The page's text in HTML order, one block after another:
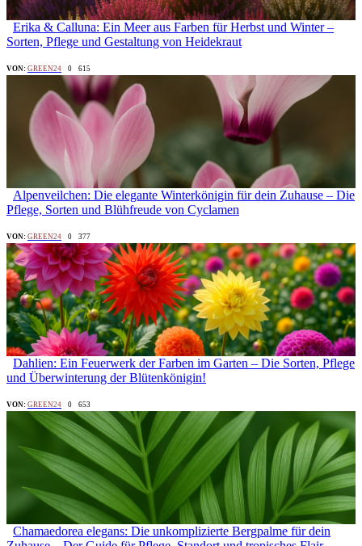
Erika & Calluna: Ein Meer aus Farben für Herbst und Winter –
Sorten, Pflege und Gestaltung von Heidekraut
VON: GREEN24 0 615
Alpenveilchen: Die elegante Winterkönigin für dein Zuhause – Die
Pflege, Sorten und Blühfreude von Cyclamen
VON: GREEN24 0 377
Dahlien: Ein Feuerwerk der Farben im Garten – Die Sorten, Pflege
und Überwinterung der Blütenkönigin!
VON: GREEN24 0 653
Chamaedorea elegans: Die unkomplizierte Bergpalme für dein